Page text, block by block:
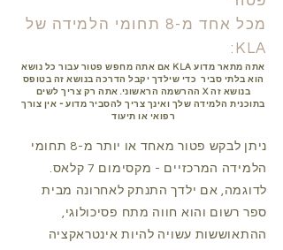
מכל אחד מ-8 תחומי הלמידה של
KLA:
אם אתה מחפש פטור עבור כל נושא KLA אתה מתאר מדוע
הוא בלתי סביר כדי שילדך יקבל הדרכה בנושא זה בטופס
ההרשמה הראשוני. אתה רק צריך לשים X בנושא זה
בתוכנית הלמידה שלך ואינך צריך להסביר מדוע - אין צורך
רפואי או תיעוד
ניתן לבקש פטור מאחד או יותר מ-8 תחומי
הלמידה המרכזיים - מקסימום 7 קלאס.
לדוגמה, אם ילדך התנתק לאחרונה מבית
ספר רשום והוא חווה מתח פסיכולוגי,
ההתאוששות עשויה להיות אינטראקציה